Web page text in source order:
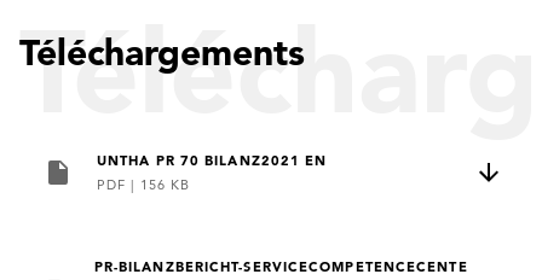
Téléchargements
UNTHA PR 70 BILANZ2021 EN
PDF | 156 KB
PR-BILANZBERICHT-SERVICECOMPETENCECENTE